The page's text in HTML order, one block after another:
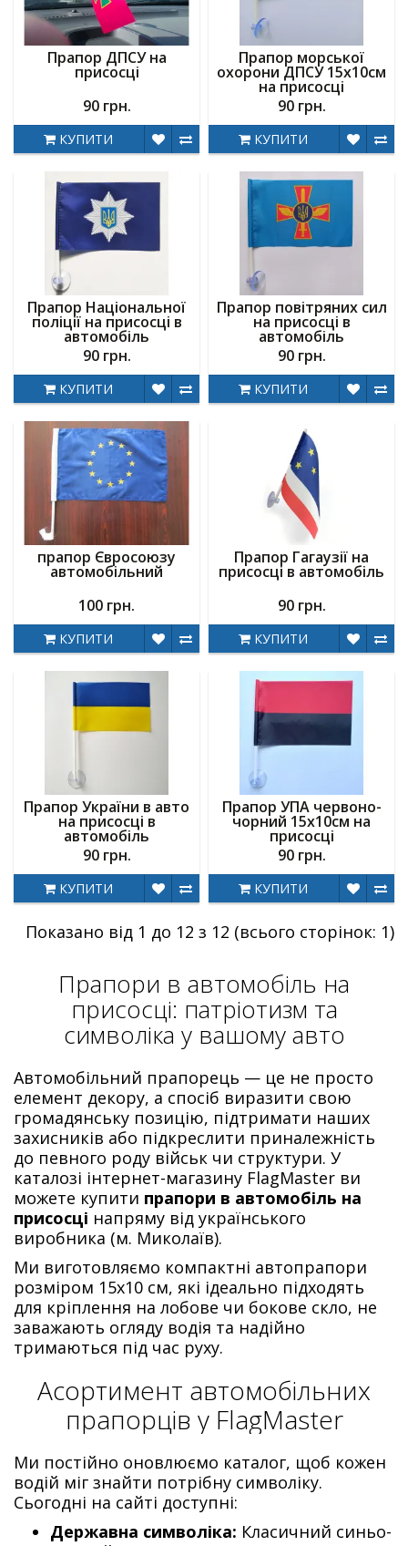
Прапор ДПСУ на
присосці
90 грн.
КУПИТИ
Прапор морської
охорони ДПСУ 15х10см
на присосці
90 грн.
КУПИТИ
Прапор Національної
поліції на присосці в
автомобіль
90 грн.
КУПИТИ
Прапор повітряних сил
на присосці в
автомобіль
90 грн.
КУПИТИ
прапор Євросоюзу
автомобільний
100 грн.
КУПИТИ
Прапор Гагаузії на
присосці в автомобіль
90 грн.
КУПИТИ
Прапор України в авто
на присосці в
автомобіль
90 грн.
КУПИТИ
Прапор УПА червоно-
чорний 15х10см на
присосці
90 грн.
КУПИТИ
Показано від 1 до 12 з 12 (всього сторінок: 1)
Прапори в автомобіль на
присосці: патріотизм та
символіка у вашому авто
Автомобільний прапорець — це не просто
елемент декору, а спосіб виразити свою
громадянську позицію, підтримати наших
захисників або підкреслити приналежність
до певного роду військ чи структури. У
каталозі інтернет-магазину FlagMaster ви
можете купити прапори в автомобіль на
присосці напряму від українського
виробника (м. Миколаїв).
Ми виготовляємо компактні автопрапори
розміром 15х10 см, які ідеально підходять
для кріплення на лобове чи бокове скло, не
заважають огляду водія та надійно
тримаються під час руху.
Асортимент автомобільних
прапорців у FlagMaster
Ми постійно оновлюємо каталог, щоб кожен
водій міг знайти потрібну символіку.
Сьогодні на сайті доступні:
Державна символіка: Класичний синьо-